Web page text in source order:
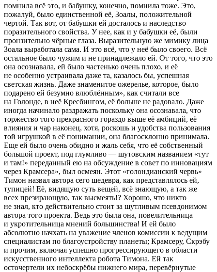
помнила всё это, и бабушку, конечно, помнила тоже. Это,
пожалуй, было единственной её, Зоалы, положительной
чертой. Так вот, от бабушки ей досталось и наследство
поразительного свойства. У нее, как и у бабушки её, были
пронзительно чёрные глаза. Выразительную же мимику лица
Зоала выработала сама. И это всё, что у неё было своего. Всё
остальное было чужим и не принадлежало ей. От того, что это
она осознавала, ей было частенько очень плохо, и её
не особенно устраивала даже та, казалось бы, успешная
светская жизнь. Даже знаменитое ожерелье, которое, было
подарено ей безумно влюблённым», как считали все
на Голонде, в неё Кресбингом, её больше не радовало. Даже
иногда начинало раздражать поскольку она осознавала, что
торжество того прекрасного гораздо выше её амбиций, её
влияния и чар наконец, хотя, роскошь и удобства пользования
той игрушкой в её понимании, она благосклонно принимала.
Еще ей было очень обидно и жаль себя, что её собственный
большой проект, под глумливо — шутовским названием «тут
и там!» переданный ею на обсуждение в совет по инновациям
через Крамсера», был осмеян. Этот «голондианский червь»
Тимон назвал автора сего шедевра, как представлялось ей,
тупицей! Её, видящую суть вещей, всё знающую, а так же
всех презирающую, так высмеять!? Хорошо, что никто
не знал, кто действительно стоит за шутливым псевдонимом
автора того проекта. Ведь это была она, повелительница
и укротительница мнений большинства! И ей было
абсолютно начхать на уважение членов комиссии к ведущим
специалистам по благоустройству планеты; Крамсеру, Скрэбу
и прочим, включая успешно прогрессирующего в области
искусственного интеллекта робота Тимона. Ей так
осточертели их небоскрёбы нижнего мира, перевёрнутые